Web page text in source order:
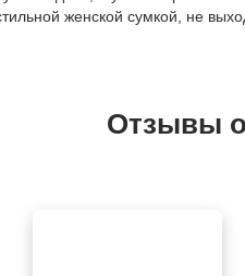
женской сумкой, не
Отзывы о